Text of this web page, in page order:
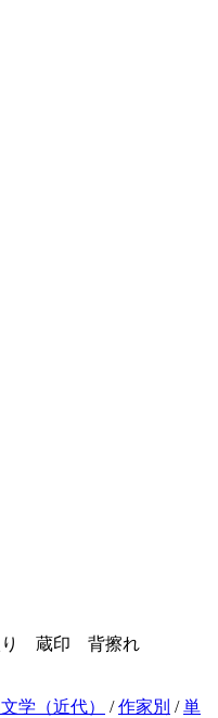
り 蔵印 背擦れ
学（近代） /作家別 /単